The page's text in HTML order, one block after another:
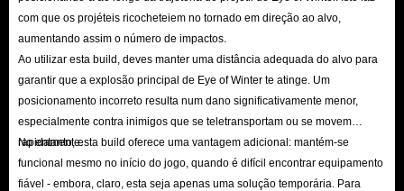
Sanctum*. Estas extraordinárias gemas permitem firmar pactos com
Demónios do *Beyond*, aumentando significativamente o poder das suas
magias à custa da sua própria segurança. Além disso, os conjuradores
ganham acesso a uma nova habilidade de reserva com o Cajado Infundido
em Mana, enquanto mais de cem magias ativas passaram por ajustes
abrangentes de equilíbrio.
Reformulação das Cores de Engastes
com que os projéteis ricocheteiem no tornado em direção ao alvo,
aumentando assim o número de impactos.
Ao utilizar esta build, deves manter uma distância adequada do alvo para
garantir que a explosão principal de Eye of Winter te atinge. Um
posicionamento incorreto resulta num dano significativamente menor,
especialmente contra inimigos que se teletransportam ou se movem
rapidamente.
No entanto, esta build oferece uma vantagem adicional: mantém-se
funcional mesmo no início do jogo, quando é difícil encontrar equipamento
fiável - embora, claro, esta seja apenas uma solução temporária. Para